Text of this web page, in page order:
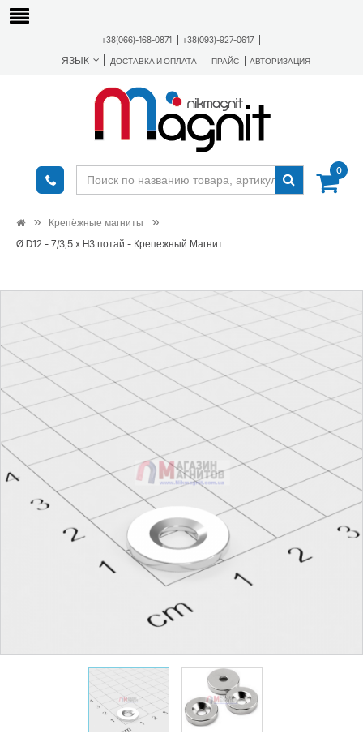
+38(066)-168-0871 +38(093)-927-0617
ЯЗЫК ДОСТАВКА И ОПЛАТА ПРАЙС АВТОРИЗАЦИЯ
0
Крепёжные магниты
Ø D12 - 7/3,5 х H3 потай - Крепежный Магнит